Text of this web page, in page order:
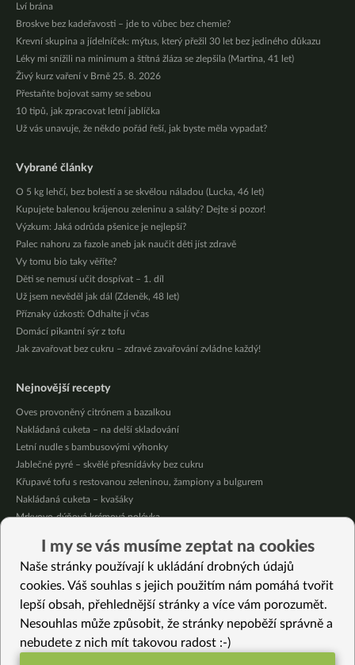
Lví brána
Broskve bez kadeřavosti – jde to vůbec bez chemie?
Krevní skupina a jídelníček: mýtus, který přežil 30 let bez jediného důkazu
Léky mi snížili na minimum a štítná žláza se zlepšila (Martina, 41 let)
Živý kurz vaření v Brně 25. 8. 2026
Přestaňte bojovat samy se sebou
10 tipů, jak zpracovat letní jablíčka
Už vás unavuje, že někdo pořád řeší, jak byste měla vypadat?
Vybrané články
O 5 kg lehčí, bez bolestí a se skvělou náladou (Lucka, 46 let)
Kupujete balenou krájenou zeleninu a saláty? Dejte si pozor!
Výzkum: Jaká odrůda pšenice je nejlepší?
Palec nahoru za fazole aneb jak naučit děti jíst zdravě
Vy tomu bio taky věříte?
Děti se nemusí učit dospívat – 1. díl
Už jsem nevěděl jak dál (Zdeněk, 48 let)
Příznaky úzkosti: Odhalte jí včas
Domácí pikantní sýr z tofu
Jak zavařovat bez cukru – zdravé zavařování zvládne každý!
Nejnovější recepty
Oves provoněný citrónem a bazalkou
Nakládaná cuketa – na delší skladování
Letní nudle s bambusovými výhonky
Jablečné pyré – skvělé přesnídávky bez cukru
Křupavé tofu s restovanou zeleninou, žampiony a bulgurem
Nakládaná cuketa – kvašáky
Mrkvovo-dýňová krémová polévka
Osvěžující čaj s citronovými bylinkami
Nepečený jablečný dort s rybízem
Vybrané recepty
Pikantní kvašené cuketové řezy
Chana masala
I my se vás musíme zeptat na cookies
Naše stránky používají k ukládání drobných údajů
cookies. Váš souhlas s jejich použitím nám pomáhá tvořit
lepší obsah, přehlednější stránky a více vám porozumět.
Nesouhlas může způsobit, že stránky nepoběží správně a
nebudete z nich mít takovou radost :-)